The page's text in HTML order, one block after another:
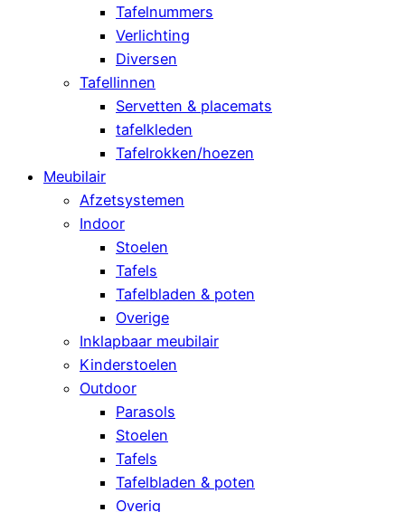
Tafelnummers
Verlichting
Diversen
Tafellinnen
Servetten & placemats
tafelkleden
Tafelrokken/hoezen
Meubilair
Afzetsystemen
Indoor
Stoelen
Tafels
Tafelbladen & poten
Overige
Inklapbaar meubilair
Kinderstoelen
Outdoor
Parasols
Stoelen
Tafels
Tafelbladen & poten
Overig